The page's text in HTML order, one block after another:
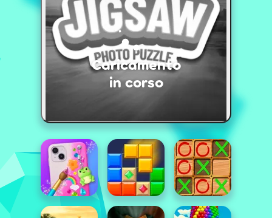
Caricamento
in corso